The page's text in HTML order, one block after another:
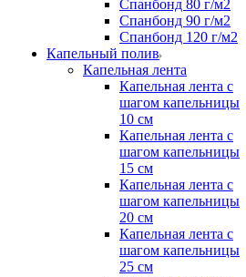
Спанбонд 80 г/м2
Спанбонд 90 г/м2
Спанбонд 120 г/м2
Капельный полив
Капельная лента
Капельная лента с
шагом капельницы
10 см
Капельная лента с
шагом капельницы
15 см
Капельная лента с
шагом капельницы
20 см
Капельная лента с
шагом капельницы
25 см